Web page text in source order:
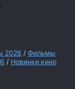
2026 / Фильмы
/ Новинки кино